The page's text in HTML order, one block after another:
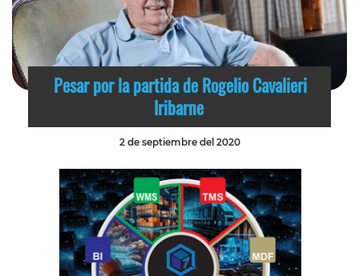
Pesar por la partida de Rogelio Cavalieri
Iribarne
2 de septiembre del 2020